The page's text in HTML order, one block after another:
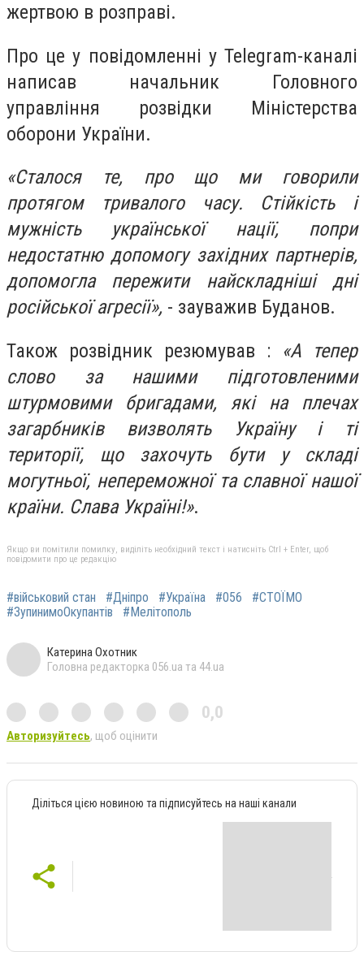
жертвою в розправі.
Про це у повідомленні у Telegram-каналі
написав начальник Головного
управління розвідки Міністерства
оборони України.
«Сталося те, про що ми говорили
протягом тривалого часу. Стійкість і
мужність української нації, попри
недостатню допомогу західних партнерів,
допомогла пережити найскладніші дні
російської агресії», - зауважив Буданов.
Також розвідник резюмував : «А тепер
слово за нашими підготовленими
штурмовими бригадами, які на плечах
загарбників визволять Україну і ті
території, що захочуть бути у складі
могутньої, непереможної та славної нашої
країни. Слава Україні!».
Якщо ви помітили помилку, виділіть необхідний текст і натисніть Ctrl + Enter, щоб
повідомити про це редакцію
#військовий стан #Дніпро #Україна #056
#СТОЇМО
#ЗупинимоОкупантів
#Мелітополь
Катерина Охотник
Головна редакторка 056.ua та 44.ua
0,0
Авторизуйтесь, щоб оцінити
Діліться цією новиною та підписуйтесь на наші канали